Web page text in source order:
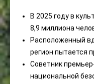
В 2025 году в
8,9 миллиона
Расположенный
регион пытается
Советник
национальной